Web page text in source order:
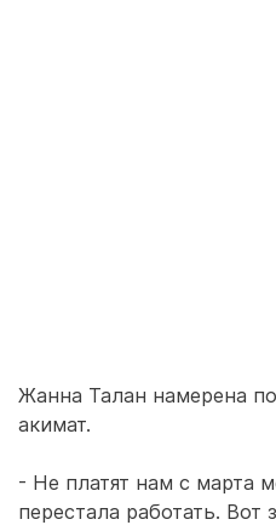
Жанна Талан намерена
акимат.
- Не платят нам с марта
перестала работать. Вот